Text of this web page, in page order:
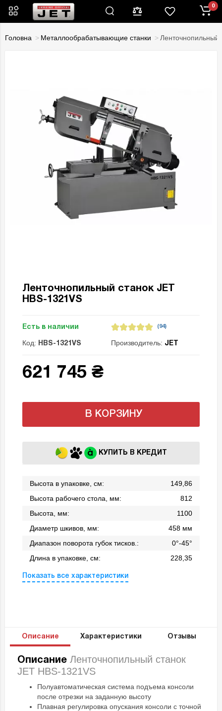
0
Головна Металлообрабатывающие станки Ленточнопильный
Ленточнопильный станок JET
HBS-1321VS
Есть в наличии (94)
Код: HBS-1321VS Производитель: JET
621 745 ₴
В КОРЗИНУ
КУПИТЬ В КРЕДИТ
Высота в упаковке, см:
149,86
Высота рабочего стола, мм:
812
Высота, мм:
1100
Диаметр шкивов, мм:
458 мм
Диапазон поворота губок тисков.:
0°-45°
Длина в упаковке, см:
228,35
Показать все характеристики
Описание Характеристики Отзывы
Описание Ленточнопильный станок
JET HBS-1321VS
Полуавтоматическая система подъема консоли
после отрезки на заданную высоту
Плавная регулировка опускания консоли с точной